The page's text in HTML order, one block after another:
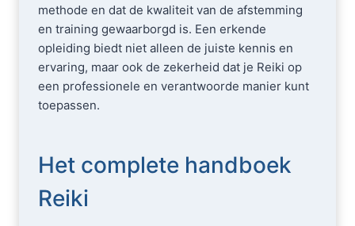
methode en dat de kwaliteit van de afstemming
en training gewaarborgd is. Een erkende
opleiding biedt niet alleen de juiste kennis en
ervaring, maar ook de zekerheid dat je Reiki op
een professionele en verantwoorde manier kunt
toepassen.
Het complete handboek
Reiki